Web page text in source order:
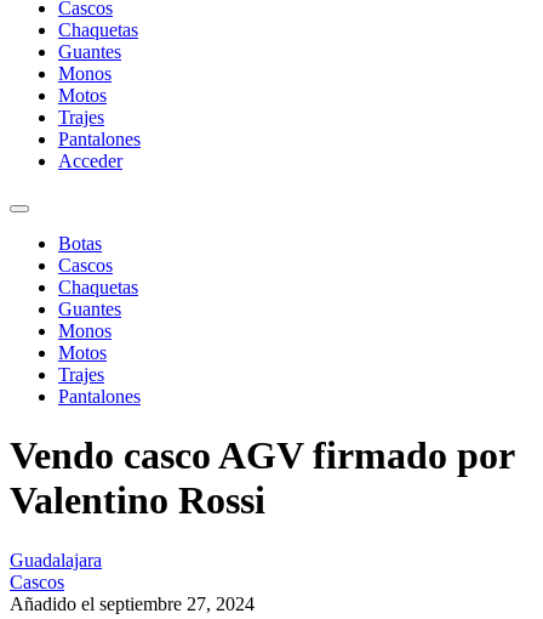
Cascos
Chaquetas
Guantes
Monos
Motos
Trajes
Pantalones
Acceder
Botas
Cascos
Chaquetas
Guantes
Monos
Motos
Trajes
Pantalones
Vendo casco AGV firmado por
Valentino Rossi
Guadalajara
Cascos
Añadido el septiembre 27, 2024